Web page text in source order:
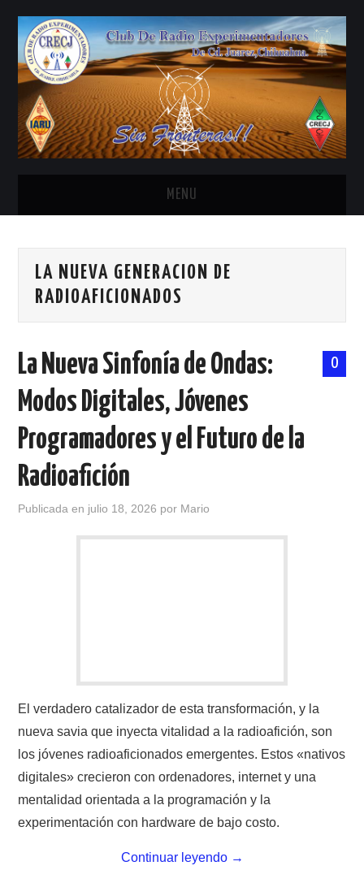
MENU
ANTENAS Y ACCESORIOS
BANDA CIVIL
CONTACTO
HISTORIA DE LA RADIO
IMÁGENES CRECJ
NUESTRAS ACTIVIDADES !
PATROCINADORES
PLAN DE BANDAS DE
RADIOAFICIONADOS EN MEXICO
LA NUEVA GENERACION DE
RADIOAFICIONADOS
0
La Nueva Sinfonía de Ondas:
Modos Digitales, Jóvenes
Programadores y el Futuro de la
Radioafición
Publicada en julio 18, 2026 por Mario
El verdadero catalizador de esta transformación, y la
nueva savia que inyecta vitalidad a la radioafición, son
los jóvenes radioaficionados emergentes. Estos «nativos
digitales» crecieron con ordenadores, internet y una
mentalidad orientada a la programación y la
experimentación con hardware de bajo costo.
Continuar leyendo →